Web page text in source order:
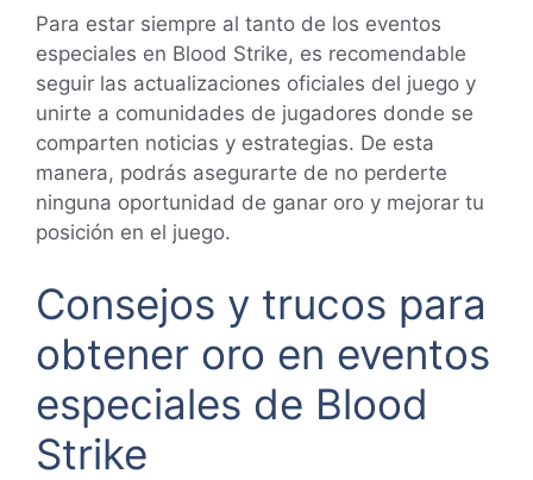
Para estar siempre al tanto de los eventos
especiales en Blood Strike, es recomendable
seguir las actualizaciones oficiales del juego y
unirte a comunidades de jugadores donde se
comparten noticias y estrategias. De esta
manera, podrás asegurarte de no perderte
ninguna oportunidad de ganar oro y mejorar tu
posición en el juego.
Consejos y trucos para
obtener oro en eventos
especiales de Blood
Strike